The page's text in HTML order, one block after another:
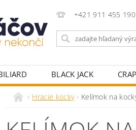
+421 911 455 190
BLACK JACK
POKROVÉ OBLEČENIE
Hracie kocky Kelímok na